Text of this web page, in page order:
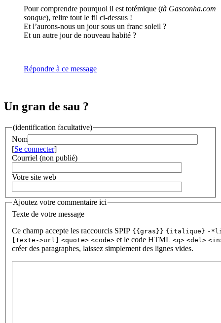
Pour comprendre pourquoi il est totémique (tà Gasconha.com
sonque), relire tout le fil ci-dessus !
Et l’aurons-nous un jour sous un franc soleil ?
Et un autre jour de nouveau habité ?
Répondre à ce message
Un gran de sau ?
(identification facultative)
Nom
[Se connecter]
Courriel (non publié)
Votre site web
Ajoutez votre commentaire ici
Texte de votre message
Ce champ accepte les raccourcis SPIP {{gras}} {italique} -
[texte->url]
<quote> <code> et le code HTML <q> <del>
créer des paragraphes, laissez simplement des lignes vides.